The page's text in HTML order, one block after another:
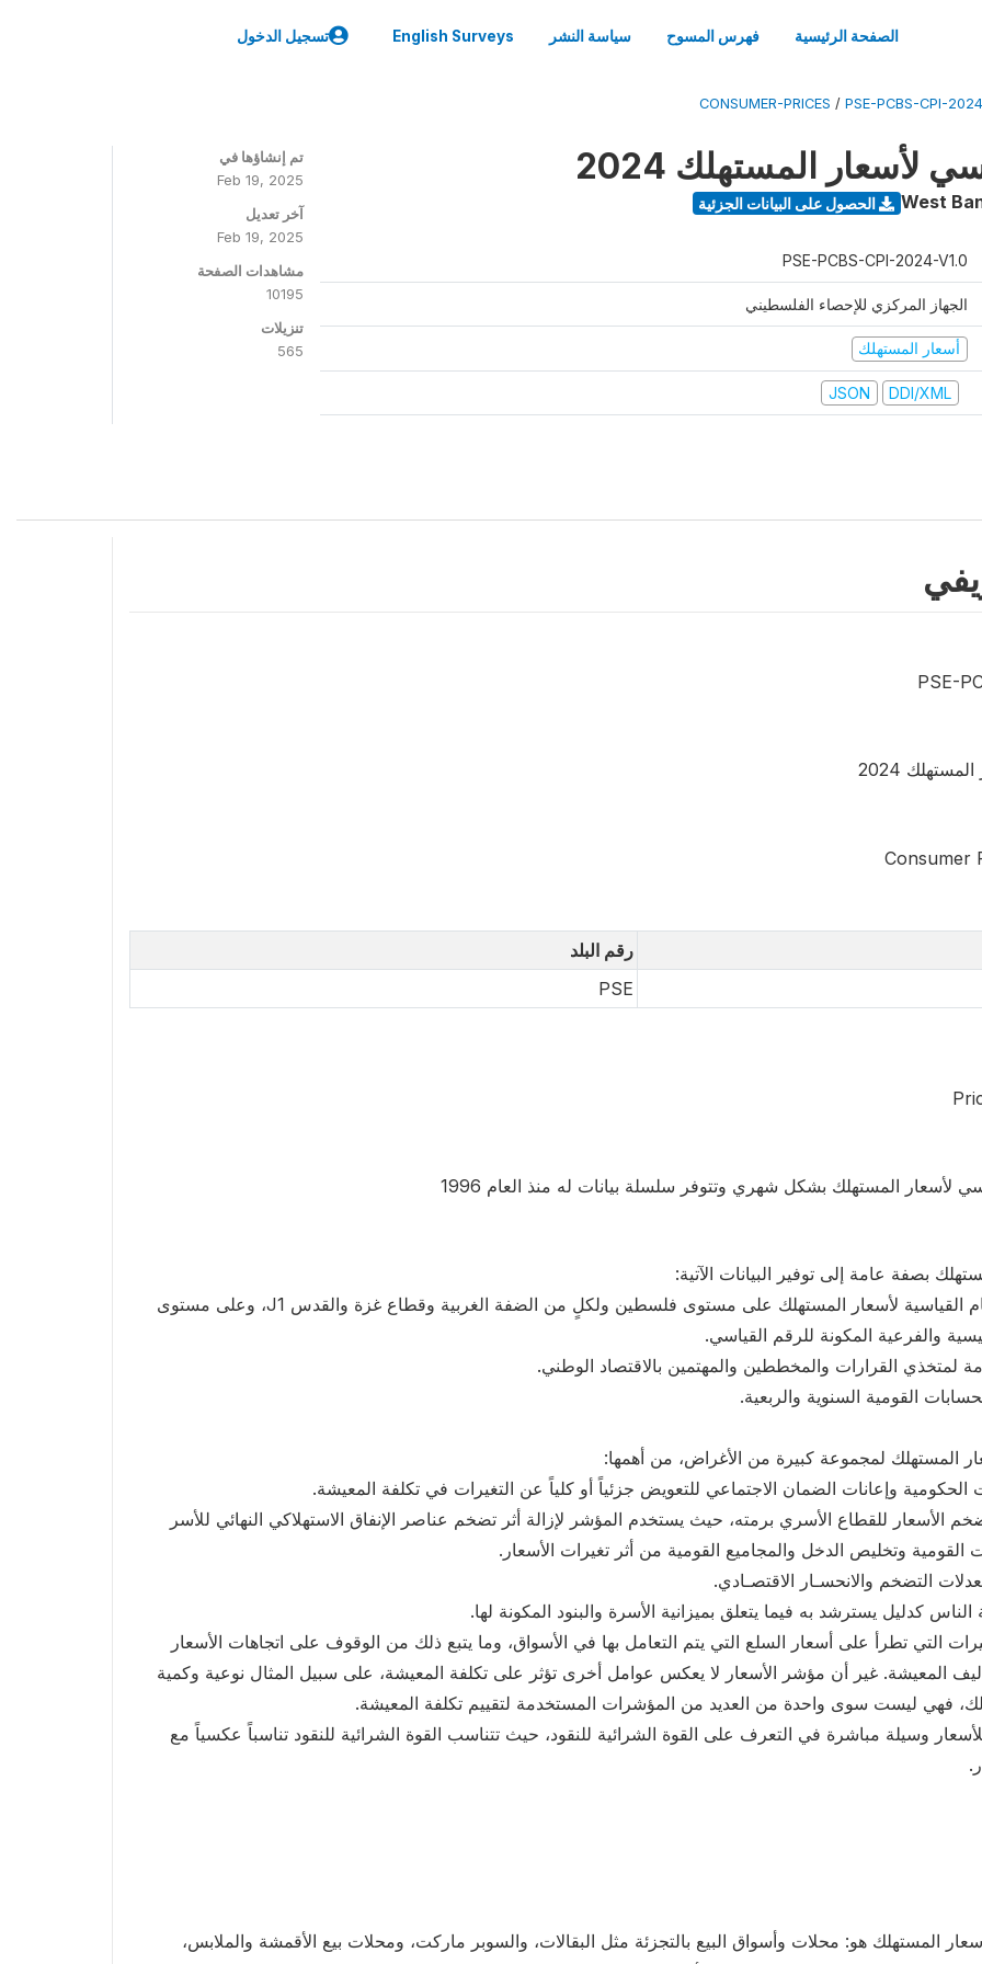
الصفحة الرئيسية فهرس المسوح سياسة النشر English Surveys تسجيل الدخول
CONSUMER-PRICES / PSE-PCBS-CPI-
لأسعار المستهلك 2024
West الحصول على البيانات الجزئية
PSE-PCBS-CPI-2024-V1.0
الجهاز المركزي للإحصاء الفلسطيني
أسعار المستهلك
DDI/XML
JSON
تم إنشاؤها في
Feb 19, 2025
آخر تعديل
Feb 19, 2025
مشاهدات الصفحة
10195
تنزيلات
565
PSE-
2024
Consumer
رقم البلد
PSE
لأسعار المستهلك بشكل شهري وتتوفر سلسلة بيانات له منذ العام 1996
بصفة عامة إلى توفير البيانات الآتية:
توفير بيانات عن الأرقام القياسية لأسعار المستهلك على مستوى فلسطين ولكلٍ من الضفة الغربية وقطاع غزة والقدس J1، وعلى مستوى
والفرعية المكونة للرقم القياسي.
لمتخذي القرارات والمخططين والمهتمين بالاقتصاد الوطني.
القومية السنوية والربعية.
المستهلك لمجموعة كبيرة من الأغراض، من أهمها:
الحكومية وإعانات الضمان الاجتماعي للتعويض جزئياً أو كلياً عن التغيرات في تكلفة المعيشة.
الأسعار للقطاع الأسري برمته، حيث يستخدم المؤشر لإزالة أثر تضخم عناصر الإنفاق الاستهلاكي النهائي للأسر
القومية وتخليص الدخل والمجاميع القومية من أثر تغيرات الأسعار.
التضخم والانحسـار الاقتصـادي.
كدليل يسترشد به فيما يتعلق بميزانية الأسرة والبنود المكونة لها.
التي تطرأ على أسعار السلع التي يتم التعامل بها في الأسواق، وما يتبع ذلك من الوقوف على اتجاهات الأسعار
المعيشة. غير أن مؤشر الأسعار لا يعكس عوامل أخرى تؤثر على تكلفة المعيشة، على سبيل المثال نوعية وكمية
فهي ليست سوى واحدة من العديد من المؤشرات المستخدمة لتقييم تكلفة المعيشة.
وسيلة مباشرة في التعرف على القوة الشرائية للنقود، حيث تتناسب القوة الشرائية للنقود تناسباً عكسياً مع
المستهلك هو: محلات وأسواق البيع بالتجزئة مثل البقالات، والسوبر ماركت، ومحلات بيع الأقمشة والملابس،